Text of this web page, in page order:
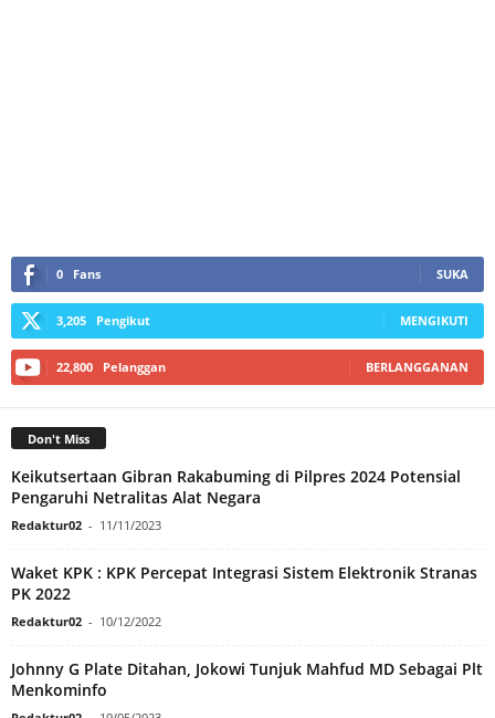
0 Fans SUKA
3,205 Pengikut MENGIKUTI
22,800 Pelanggan BERLANGGANAN
Don't Miss
Keikutsertaan Gibran Rakabuming di Pilpres 2024 Potensial
Pengaruhi Netralitas Alat Negara
Redaktur02 - 11/11/2023
Waket KPK : KPK Percepat Integrasi Sistem Elektronik Stranas
PK 2022
Redaktur02 - 10/12/2022
Johnny G Plate Ditahan, Jokowi Tunjuk Mahfud MD Sebagai Plt
Menkominfo